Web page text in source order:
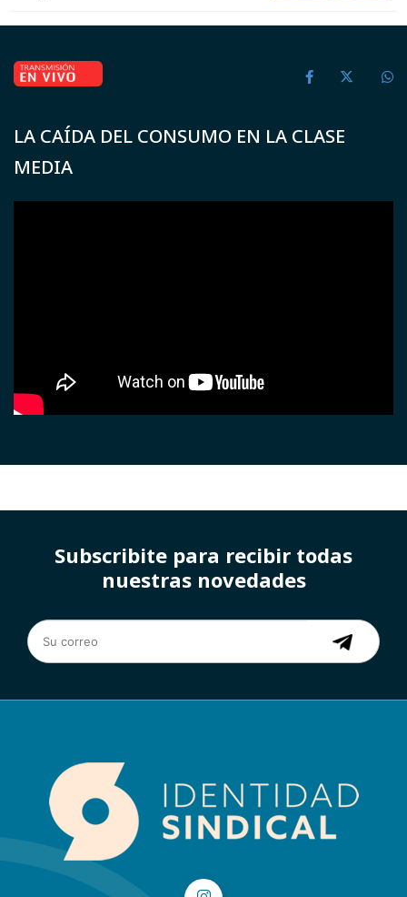
LA CAÍDA DEL CONSUMO EN LA CLASE
MEDIA
Subscribite para recibir todas
nuestras novedades